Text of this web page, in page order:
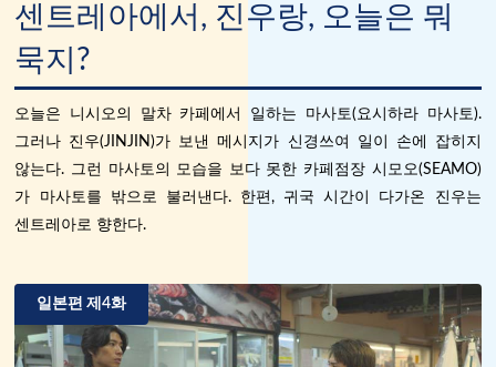
센트레아에서, 진우랑, 오늘은 뭐
묵지?
오늘은 니시오의 말차 카페에서 일하는 마사토(요시하라 마사토).
그러나 진우(JINJIN)가 보낸 메시지가 신경쓰여 일이 손에 잡히지
않는다. 그런 마사토의 모습을 보다 못한 카페점장 시모오(SEAMO)
가 마사토를 밖으로 불러낸다. 한편, 귀국 시간이 다가온 진우는
센트레아로 향한다.
일본편 제4화